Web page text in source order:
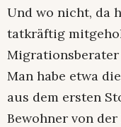
Und wo nicht, da
tatkräftig
Migrationsberater
Man habe etwa
aus dem ersten
Bewohner von